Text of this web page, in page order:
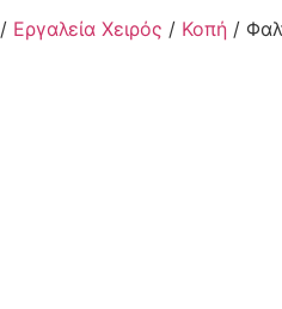
/ Εργαλεία Χειρός / Κοπή /